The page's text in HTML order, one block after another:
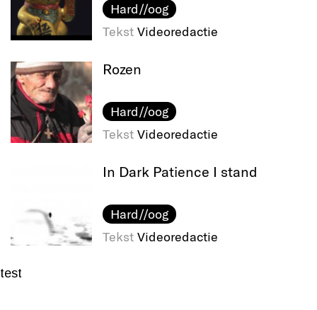
Hard//oog
Tekst Videoredactie
Rozen
Hard//oog
Tekst Videoredactie
In Dark Patience I stand
Hard//oog
Tekst Videoredactie
test